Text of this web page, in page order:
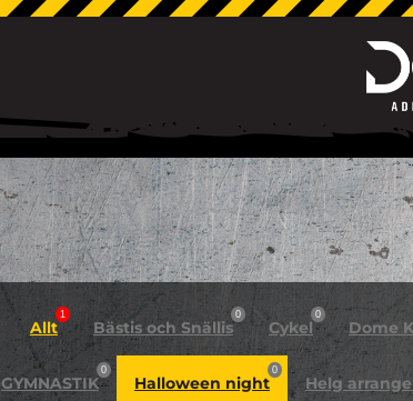
Allt
1
Bästis och Snällis
0
Cykel
0
Dome
GYMNASTIK
0
Halloween night
0
Helg